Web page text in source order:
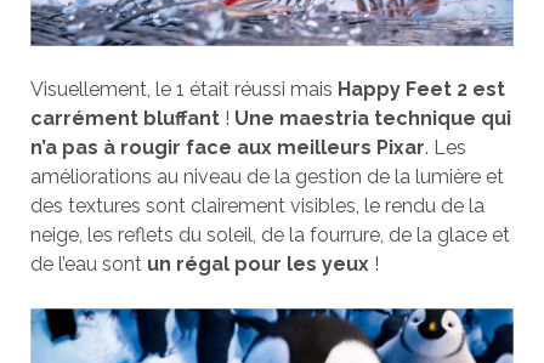
Visuellement, le 1 était réussi mais Happy Feet 2est
carrément bluffant! Une maestria technique qui
n’a pas à rougir face aux meilleurs Pixar. Les
améliorations au niveau de la gestion de la lumière et
des textures sont clairement visibles, le rendu de la
neige, les reflets du soleil, de la fourrure, de la glace et
de l’eau sont un régal pour les yeux!